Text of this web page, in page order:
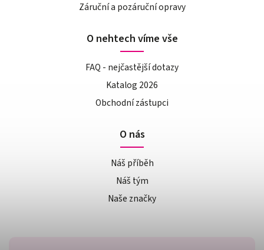
Záruční a pozáruční opravy
O nehtech víme vše
FAQ - nejčastější dotazy
Katalog 2026
Obchodní zástupci
O nás
Náš příběh
Náš tým
Naše značky